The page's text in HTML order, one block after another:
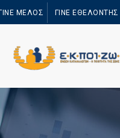
προς
ΜΕΛΟΣ ΓΙΝΕ ΕΘΕΛΟΝΤΗΣ